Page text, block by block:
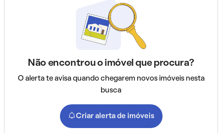
Não encontrou o imóvel que procura?
O alerta te avisa quando chegarem novos imóveis nesta
busca
Criar alerta de imóveis